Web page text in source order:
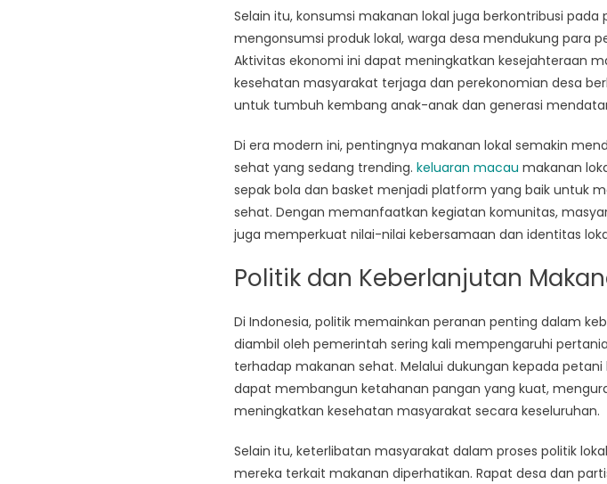
Selain itu, konsumsi makanan lokal juga berkontribusi
mengonsumsi produk lokal, warga desa mendukung para
Aktivitas ekonomi ini dapat meningkatkan kesejahteraan
kesehatan masyarakat terjaga dan perekonomian desa
untuk tumbuh kembang anak-anak dan generasi
Di era modern ini, pentingnya makanan lokal semakin
sehat yang sedang trending. keluaran macau makanan
sepak bola dan basket menjadi platform yang baik untuk
sehat. Dengan memanfaatkan kegiatan komunitas,
juga memperkuat nilai-nilai kebersamaan dan identitas
Politik dan Keberlanjutan
Di Indonesia, politik memainkan peranan penting dalam
diambil oleh pemerintah sering kali mempengaruhi
terhadap makanan sehat. Melalui dukungan kepada
dapat membangun ketahanan pangan yang kuat,
meningkatkan kesehatan masyarakat secara keseluruhan.
Selain itu, keterlibatan masyarakat dalam proses politik
mereka terkait makanan diperhatikan. Rapat desa dan